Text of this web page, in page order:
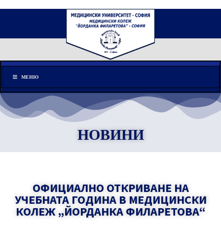
Меню
МЕНЮ
НОВИНИ
ОФИЦИАЛНО ОТКРИВАНЕ НА
УЧЕБНАТА ГОДИНА В МЕДИЦИНСКИ
КОЛЕЖ „ЙОРДАНКА ФИЛАРЕТОВА“